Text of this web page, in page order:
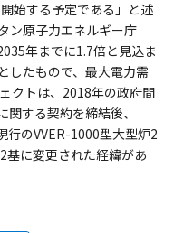
始する予定である」と述
ン原子力エネルギー庁
年までに1.7倍と見込ま
したもので、最大電力需
クトは、2018年の政府間
する契約を締結後、
行のVVER-1000型大型炉2
基に変更された経緯があ